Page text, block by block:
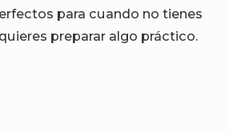
para cuando no tienes
preparar algo práctico.